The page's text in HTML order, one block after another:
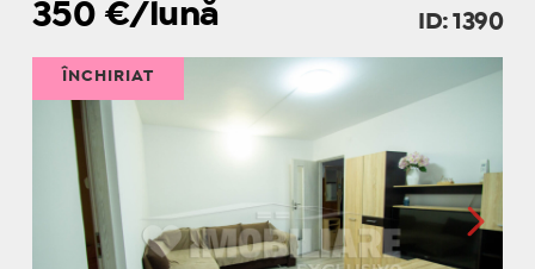
350 €/lună ID: 1390
ÎNCHIRIAT